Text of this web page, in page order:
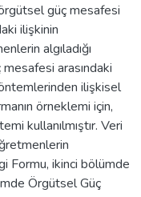
güç mesafesi
ilişkinin
algıladığı
arasındaki
ilişkisel
örneklemi için,
kullanılmıştır. Veri
Formu, ikinci bölümde
Örgütsel Güç